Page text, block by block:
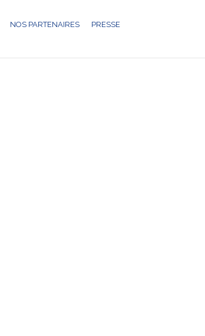
NOS PARTENAIRES PRESSE